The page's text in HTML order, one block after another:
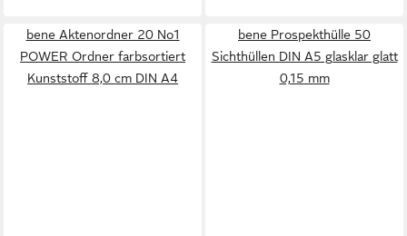
bene Aktenordner 20 No1
POWER Ordner farbsortiert
Kunststoff 8,0 cm DIN A4
bene Prospekthülle 50
Sichthüllen DIN A5 glasklar glatt
0,15 mm